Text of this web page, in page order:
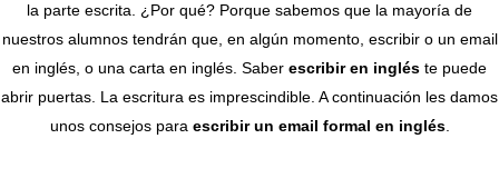
la parte escrita. ¿Por qué? Porque sabemos que la mayoría de
nuestros alumnos tendrán que, en algún momento, escribir o un email
en inglés, o una carta en inglés. Saber escribir en inglés te puede
abrir puertas. La escritura es imprescindible. A continuación les damos
unos consejos para escribir un email formal en inglés.